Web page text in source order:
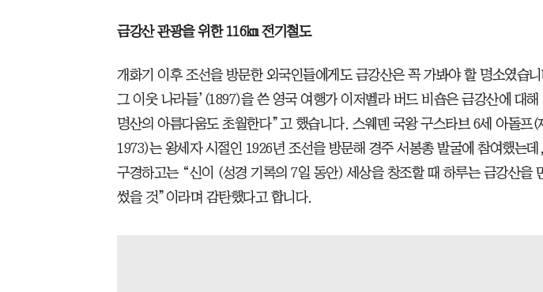
금강산 관광을 위한 116㎞ 전기철도
개화기 이후 조선을 방문한 외국인들에게도 금강산은 꼭 가봐야 할 명소였습
그 이웃 나라들’(1897)을 쓴 영국 여행가 이저벨라 버드 비숍은 금강산에 대해
명산의 아름다움도 초월한다”고 했습니다. 스웨덴 국왕 구스타브 6세 아돌프(
1973)는 왕세자 시절인 1926년 조선을 방문해 경주 서봉총 발굴에 참여했는
구경하고는 “신이 (성경 기록의 7일 동안) 세상을 창조할 때 하루는 금강산을
썼을 것”이라며 감탄했다고 합니다.